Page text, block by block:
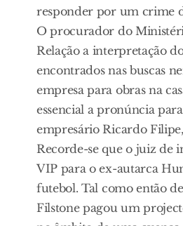
responder por um crime
O procurador do
Relação a interpretação
encontrados nas buscas
empresa para obras na
essencial a pronúncia
empresário Ricardo
Recorde-se que o juiz de
VIP para o ex-autarca
futebol. Tal como então
Filstone pagou um